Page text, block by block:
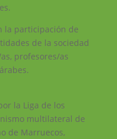
la participación de
de la sociedad
profesores/as
la Liga de los
multilateral de
de Marruecos,